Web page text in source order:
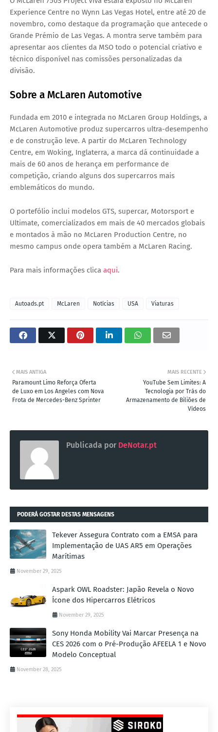
Experience Centre no Wynn Las Vegas Hotel, entre até 20 de
novembro, como destaque da programação que antecede o
Grande Prémio de Las Vegas. A montra serve também para
apresentar aos clientes da MSO todo o potencial criativo e
técnico disponível nas comissões personalizadas da
divisão.
Sobre a McLaren Automotive
Fundada em 2010 e integrada no McLaren Group Holdings, a
McLaren Automotive produz supercarros ultra-desempenho
e de construção leve. A partir do McLaren Technology
Centre, em Woking, Inglaterra, a marca dá continuidade a
mais de 60 anos de herança em performance de
competição, criando alguns dos supercarros mais
emblemáticos do mundo.
O portefólio inclui modelos GTS, supercar, Motorsport e
Ultimate, comercializados em mais de 40 mercados globais
e montados à mão no McLaren Production Centre, no
mesmo campus onde opera também a McLaren Racing.
Para mais informações clica aqui.
Autoads.pt McLaren Notícias USA Viaturas
MAIS RECENTE
YouTube Sem Limites: A
Tecnologia por Trás do
Armazenamento de Biliões de
Vídeos
MAIS ANTIGA
Paramount Limo Reforça Oferta
de Luxo em Los Angeles com Nova
Frota de Mercedes-Benz Sprinter
Publicada por DeNotar.pt
PODERÁ GOSTAR DESTAS MENSAGENS
Tekever Assegura Contrato com a EMSA para
Implementação de UAS AR5 em Operações
Marítimas
November 29, 2025
Aspark OWL Roadster: Japão Revela o Novo
Ícone dos Hipercarros Elétricos
November 29, 2025
Sony Honda Mobility Vai Marcar Presença na
CES 2026 com o Pré-Produção AFEELA 1 e Novo
Modelo Conceptual
November 28, 2025